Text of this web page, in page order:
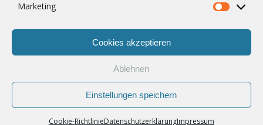
Marketing
Cookies akzeptieren
Ablehnen
Einstellungen speichern
Cookie-RichtlinieDatenschutzerklärungImpressum
Zum Seitenanfang
Mobil Desktop